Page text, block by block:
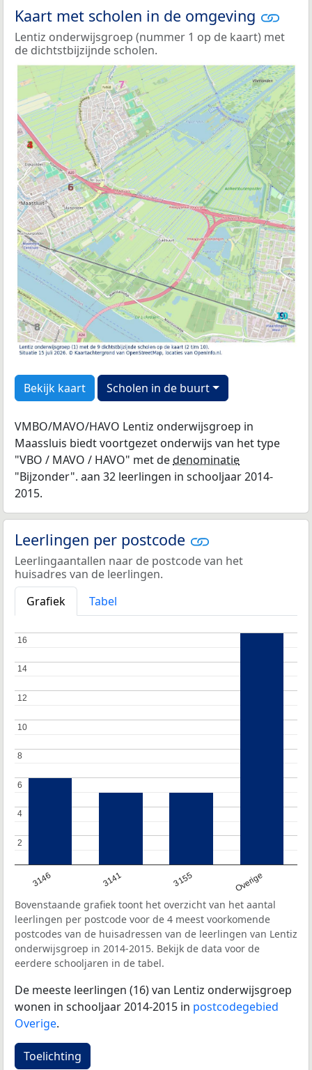
Kaart met scholen in de omgeving
Lentiz onderwijsgroep (nummer 1 op de kaart) met
de dichtstbijzijnde scholen.
Bekijk kaart Scholen in de buurt
VMBO/MAVO/HAVO Lentiz onderwijsgroep in
Maassluis biedt voortgezet onderwijs van het type
"VBO / MAVO / HAVO" met dedenominatie
"Bijzonder". aan 32 leerlingen in schooljaar 2014-
2015.
Leerlingen per postcode
Leerlingaantallen naar de postcode van het
huisadres van de leerlingen.
Grafiek
Tabel
3146 3141 3155 Overige
2
2
4
4
6
6
8
8
10
10
12
12
14
14
16
16
Bovenstaande grafiek toont het overzicht van het aantal
leerlingen per postcode voor de 4 meest voorkomende
postcodes van de huisadressen van de leerlingen van Lentiz
onderwijsgroep in 2014-2015. Bekijk de data voor de
eerdere schooljaren in de tabel.
De meeste leerlingen (16) van Lentiz onderwijsgroep
wonen in schooljaar 2014-2015 in postcodegebied
Overige.
Toelichting